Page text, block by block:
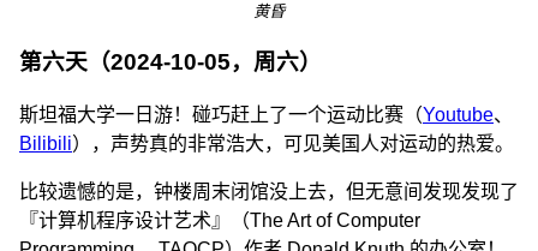
黄昏
第六天（2024-10-05，周六）
斯坦福大学一日游！碰巧赶上了一个运动比赛（Youtube、
Bilibili），声势真的非常浩大，可见美国人对运动的热爱。
比较遗憾的是，钟楼周末闭馆没上去，但无意间发现发现了
『计算机程序设计艺术』（The Art of Computer